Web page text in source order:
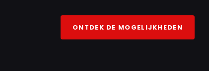
ONTDEK DE MOGELIJKHEDEN